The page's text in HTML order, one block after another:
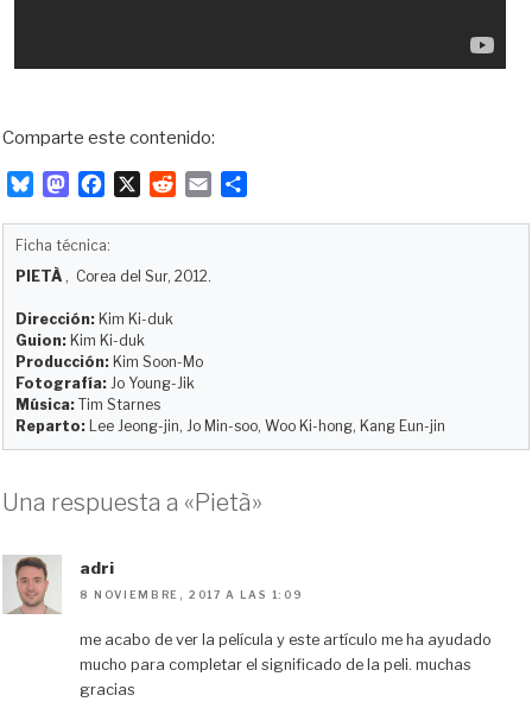
Comparte este contenido:
u
s
k
y
M
o
d
o
n
b
o
o
k
X
i
Ficha técnica:
PIETÀ , Corea del Sur, 2012.
Dirección: Kim Ki-duk
Guion: Kim Ki-duk
Producción: Kim Soon-Mo
Fotografía: Jo Young-Jik
Música: Tim Starnes
Reparto: Lee Jeong-jin, Jo Min-soo, Woo Ki-hong, Kang Eun-jin
Una respuesta a «Pietà»
adri
8 NOVIEMBRE, 2017 A LAS 1:09
me acabo de ver la película y este artículo me ha ayudado
mucho para completar el significado de la peli. muchas
gracias